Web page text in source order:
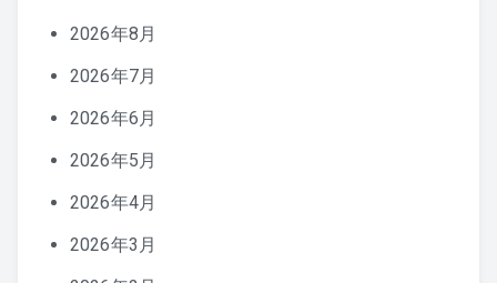
2026年8月
2026年7月
2026年6月
2026年5月
2026年4月
2026年3月